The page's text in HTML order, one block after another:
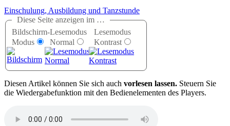
Einschulung, Ausbildung und Tanzstunde
Diese Seite anzeigen im …
Bildschirm-
Modus
Lesemodus
Normal
Lesemodus
Kontrast
Diesen Artikel können Sie sich auch vorlesen lassen. Steuern Sie
die Wiedergabefunktion mit den Bedienelementen des Players.